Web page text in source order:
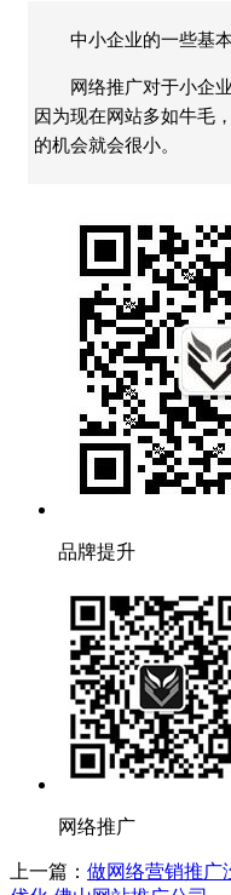
中小企业的一些基
网络推广对于小企
因为现在网站多如牛毛
的机会就会很小。
品牌提升
网络推广
上一篇： 做网络营销推广